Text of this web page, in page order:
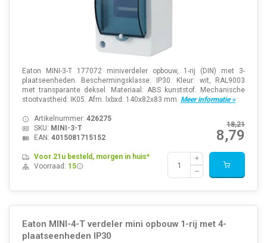
Eaton MINI-3-T 177072 miniverdeler opbouw, 1-rij (DIN) met 3-
plaatseenheden. Beschermingsklasse: IP30. Kleur: wit, RAL9003
met transparante deksel. Materiaal: ABS kunststof. Mechanische
stootvastheid: IK05. Afm. lxbxd: 140x82x83 mm. Meer informatie »
18,21
8,79
Artikelnummer: 426275
SKU: MINI-3-T
EAN: 4015081715152
Voor 21u besteld, morgen in huis*
Voorraad: 15
Eaton MINI-4-T verdeler mini opbouw 1-rij met 4-
plaatseenheden IP30